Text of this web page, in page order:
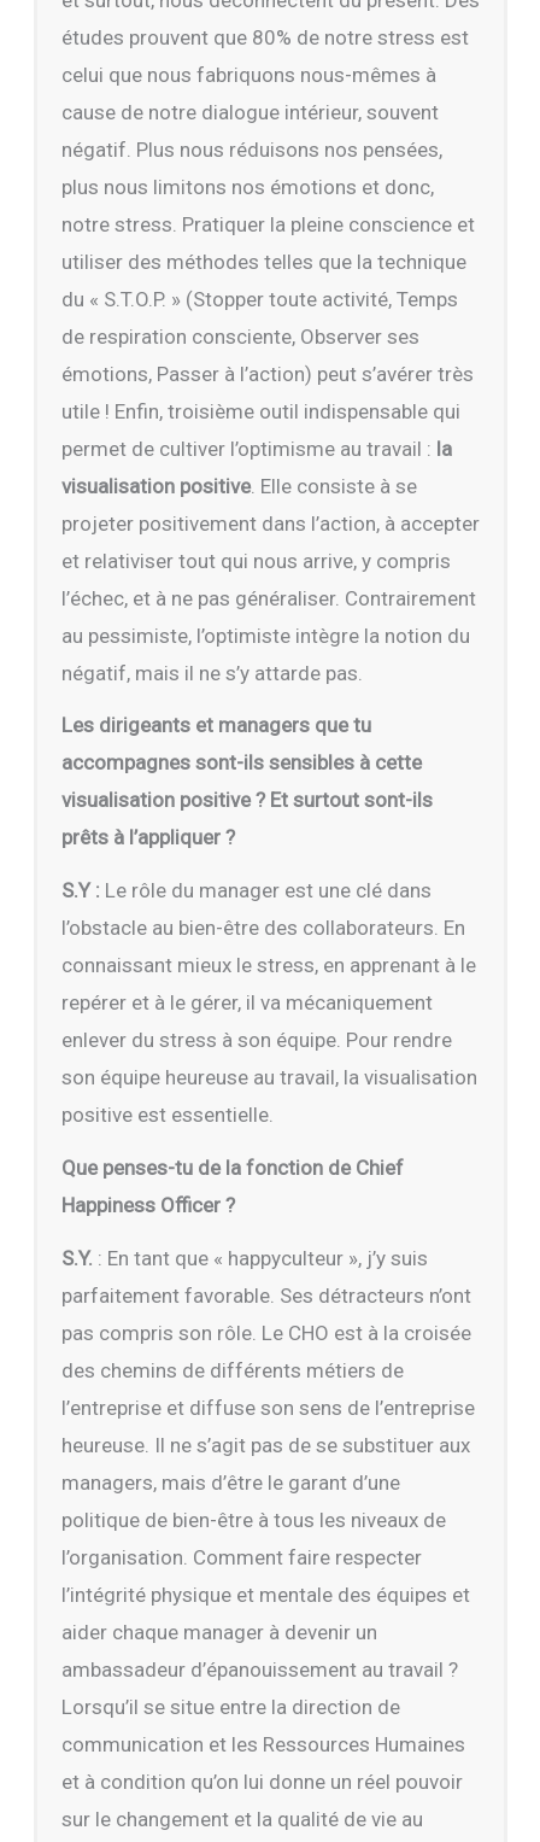
études prouvent que 80% de notre stress est
celui que nous fabriquons nous-mêmes à
cause de notre dialogue intérieur, souvent
négatif. Plus nous réduisons nos pensées,
plus nous limitons nos émotions et donc,
notre stress. Pratiquer la pleine conscience et
utiliser des méthodes telles que la technique
du « S.T.O.P. » (Stopper toute activité, Temps
de respiration consciente, Observer ses
émotions, Passer à l’action) peut s’avérer très
utile ! Enfin, troisième outil indispensable qui
permet de cultiver l’optimisme au travail : la
visualisation positive. Elle consiste à se
projeter positivement dans l’action, à accepter
et relativiser tout qui nous arrive, y compris
l’échec, et à ne pas généraliser. Contrairement
au pessimiste, l’optimiste intègre la notion du
négatif, mais il ne s’y attarde pas.
Les dirigeants et managers que tu
accompagnes sont-ils sensibles à cette
visualisation positive ? Et surtout sont-ils
prêts à l’appliquer ?
S.Y : Le rôle du manager est une clé dans
l’obstacle au bien-être des collaborateurs. En
connaissant mieux le stress, en apprenant à le
repérer et à le gérer, il va mécaniquement
enlever du stress à son équipe. Pour rendre
son équipe heureuse au travail, la visualisation
positive est essentielle.
Que penses-tu de la fonction de Chief
Happiness Officer ?
S.Y. : En tant que « happyculteur », j’y suis
parfaitement favorable. Ses détracteurs n’ont
pas compris son rôle. Le CHO est à la croisée
des chemins de différents métiers de
l’entreprise et diffuse son sens de l’entreprise
heureuse. Il ne s’agit pas de se substituer aux
managers, mais d’être le garant d’une
politique de bien-être à tous les niveaux de
l’organisation. Comment faire respecter
l’intégrité physique et mentale des équipes et
aider chaque manager à devenir un
ambassadeur d’épanouissement au travail ?
Lorsqu’il se situe entre la direction de
communication et les Ressources Humaines
et à condition qu’on lui donne un réel pouvoir
sur le changement et la qualité de vie au